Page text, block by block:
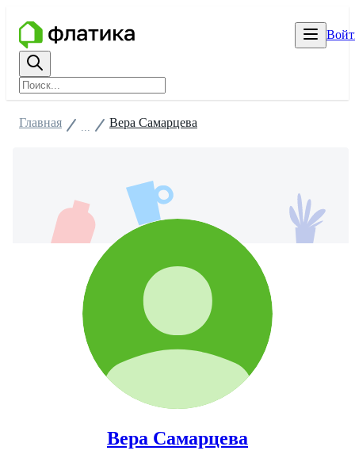
Главная Вера Самарцева
Вера Самарцева